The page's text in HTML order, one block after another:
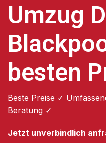
Umzug
besten
Beste Preise ✓
Beratung ✓
Jetzt unverbindlich